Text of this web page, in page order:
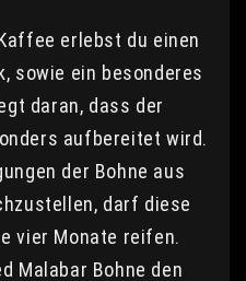
erlebst du einen
sowie ein besonderes
daran, dass der
aufbereitet wird.
der Bohne aus
darf diese
vier Monate reifen.
Malabar Bohne den